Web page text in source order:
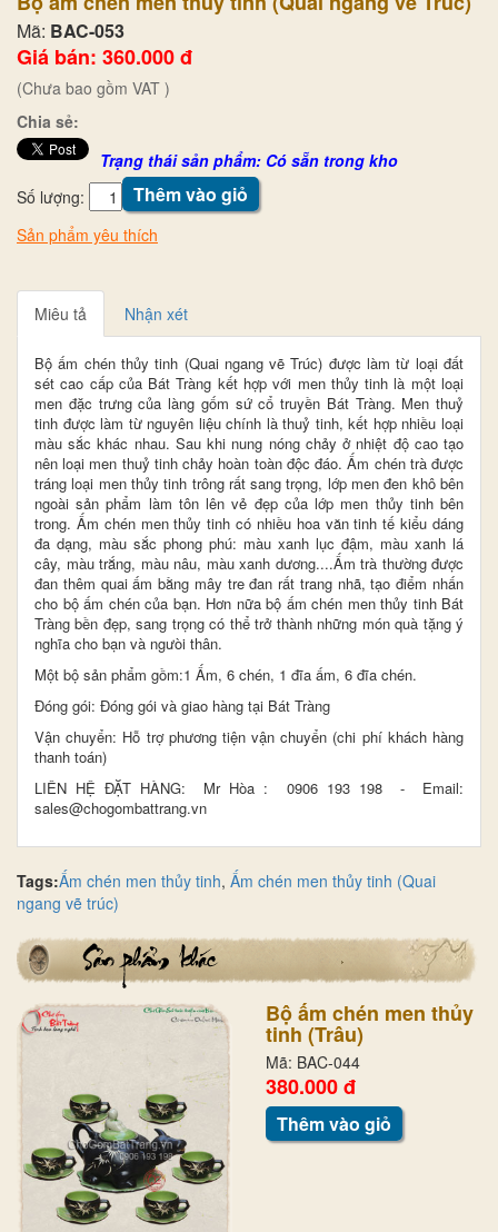
Mã: BAC-053
Giá bán: 360.000 đ
(Chưa bao gồm VAT )
Chia sẻ:
Trạng thái sản phẩm: Có sẵn trong kho
Số lượng:
Thêm vào giỏ
Sản phẩm yêu thích
Miêu tả Nhận xét
Bộ ấm chén thủy tinh (Quai ngang vẽ Trúc) được làm từ loại đất
sét cao cấp của Bát Tràng kết hợp với men thủy tinh là một loại
men đặc trưng của làng gốm sứ cổ truyền Bát Tràng. Men thuỷ
tinh được làm từ nguyên liệu chính là thuỷ tinh, kết hợp nhiều loại
màu sắc khác nhau. Sau khi nung nóng chảy ở nhiệt độ cao tạo
nên loại men thuỷ tinh chảy hoàn toàn độc đáo. Ấm chén trà được
tráng loại men thủy tinh trông rất sang trọng, lớp men đen khô bên
ngoài sản phẩm làm tôn lên vẻ đẹp của lớp men thủy tinh bên
trong. Ấm chén men thủy tinh có nhiều hoa văn tinh tế kiểu dáng
đa dạng, màu sắc phong phú: màu xanh lục đậm, màu xanh lá
cây, màu trắng, màu nâu, màu xanh dương....Ấm trà thường được
đan thêm quai ấm bằng mây tre đan rất trang nhã, tạo điểm nhấn
cho bộ ấm chén của bạn. Hơn nữa bộ ấm chén men thủy tinh Bát
Tràng bền đẹp, sang trọng có thể trở thành những món quà tặng ý
nghĩa cho bạn và ngưòi thân.
Một bộ sản phẩm gồm:1 Ấm, 6 chén, 1 đĩa ấm, 6 đĩa chén.
Đóng gói: Đóng gói và giao hàng tại Bát Tràng
Vận chuyển: Hỗ trợ phương tiện vận chuyển (chi phí khách hàng
thanh toán)
LIÊN HỆ ĐẶT HÀNG: Mr Hòa : 0906 193 198 - Email:
sales@chogombattrang.vn
Tags:Ấm chén men thủy tinh, Ấm chén men thủy tinh (Quai
ngang vẽ trúc)
Bộ ấm chén men thủy
tinh (Trâu)
Mã: BAC-044
380.000 đ
Thêm vào giỏ